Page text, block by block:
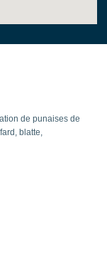
de punaises de
blatte,